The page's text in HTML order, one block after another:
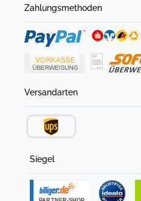
Zahlungsmethoden
Versandarten
Siegel